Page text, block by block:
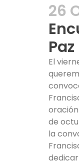
26
Paz
El
de
la